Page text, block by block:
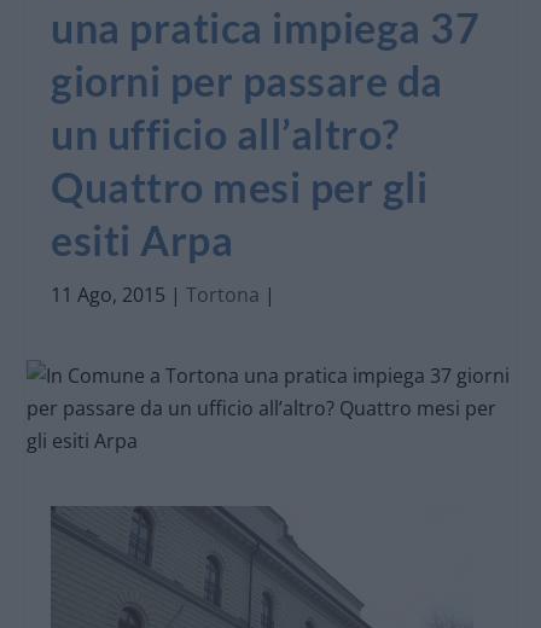
una pratica impiega 37
giorni per passare da
un ufficio all’altro?
Quattro mesi per gli
esiti Arpa
11 Ago, 2015 |Tortona |